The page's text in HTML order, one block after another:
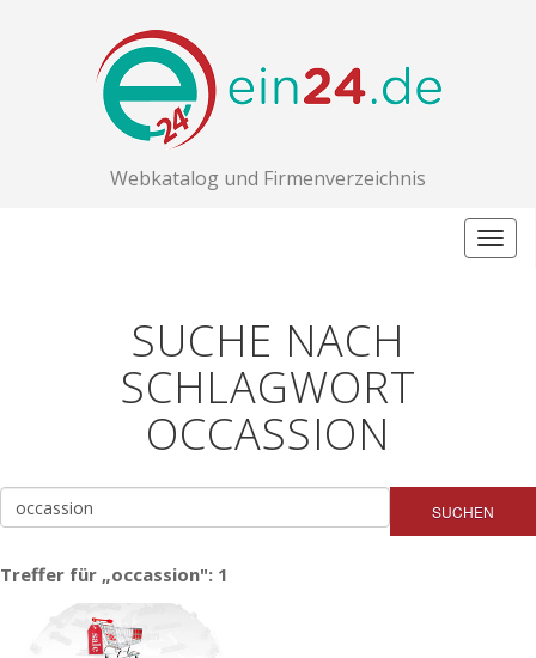
Webkatalog und Firmenverzeichnis
SUCHE NACH
SCHLAGWORT
OCCASSION
SUCHEN
Treffer für „occassion": 1